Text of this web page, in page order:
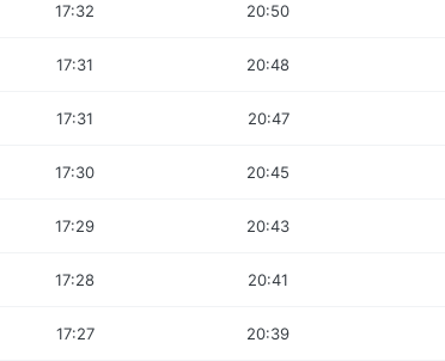
17:32 20:50
17:31 20:48
17:31 20:47
17:30 20:45
17:29 20:43
17:28 20:41
17:27 20:39